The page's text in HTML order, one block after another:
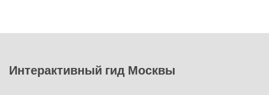
Интерактивный гид Москвы